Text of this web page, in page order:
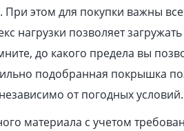
этом для покупки важны
нагрузки позволяет
до какого предела вы
подобранная покрышка
от погодных условий.
материала с учетом